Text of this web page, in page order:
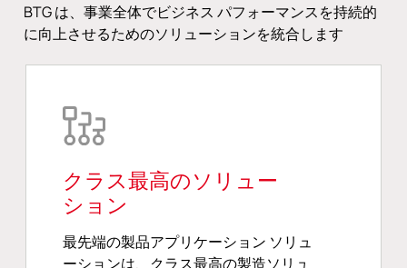
BTG は、事業全体でビジネス パフォーマンスを持続的
に向上させるためのソリューションを統合します
クラス最高のソリュー
ション
最先端の製品アプリケーション ソリュ
ーションは、クラス最高の製造ソリュ